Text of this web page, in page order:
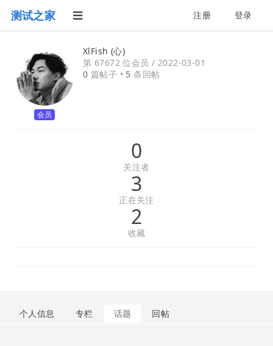
测试之家 注册 登录
会员
XlFish (心)
第 67672 位会员 / 2022-03-01
0 篇帖子 • 5 条回帖
0
关注者
3
正在关注
2
收藏
个人信息 专栏 话题 回帖